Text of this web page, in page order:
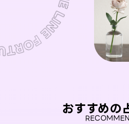
おすすめの